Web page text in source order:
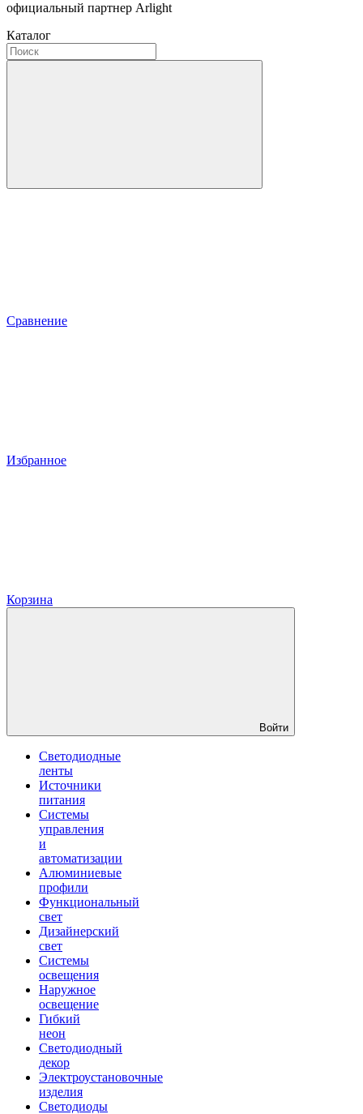
официальный партнер Arlight
Каталог
Сравнение
Избранное
Корзина
Войти
Светодиодные
ленты
Источники
питания
Системы
управления
и
автоматизации
Алюминиевые
профили
Функциональный
свет
Дизайнерский
свет
Системы
освещения
Наружное
освещение
Гибкий
неон
Светодиодный
декор
Электроустановочные
изделия
Светодиоды